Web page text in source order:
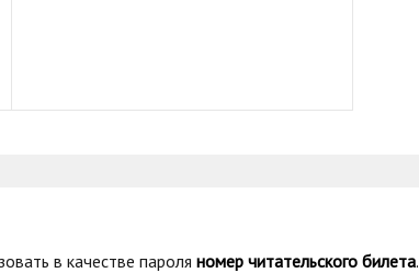
в качестве пароля номер читательского билета.